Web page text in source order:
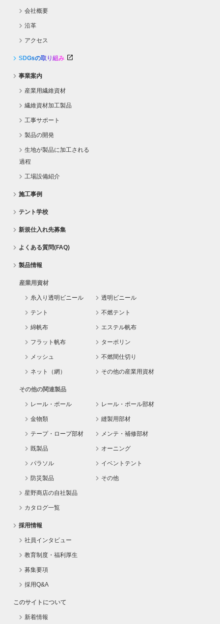
会社概要
沿革
アクセス
SDGsの取り組み
事業案内
産業用繊維資材
繊維資材加工製品
工事サポート
製品の開発
生地が製品に加工される
過程
工場設備紹介
施工事例
テント学校
新規仕入れ先募集
よくある質問(FAQ)
製品情報
産業用資材
糸入り透明ビニール 透明ビニール
テント 不燃テント
綿帆布 エステル帆布
フラット帆布 ターポリン
メッシュ 不燃間仕切り
ネット（網） その他の産業用資材
その他の関連製品
レール・ポール レール・ポール部材
金物類 縫製用部材
テープ・ロープ部材 メンテ・補修部材
既製品 オーニング
パラソル イベントテント
防災製品 その他
星野商店の自社製品
カタログ一覧
採用情報
社員インタビュー
教育制度・福利厚生
募集要項
採用Q&A
このサイトについて
新着情報